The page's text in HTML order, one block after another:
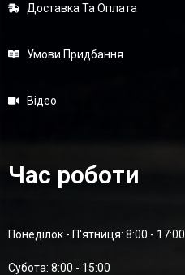
Доставка Та Оплата
Умови Придбання
Відео
Час роботи
Понеділок - П'ятниця: 8:00 - 17:00
Суботa: 8:00 - 15:00